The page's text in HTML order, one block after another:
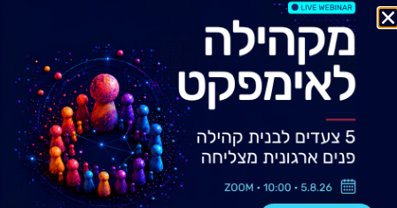
והתחילו לנהל את קשרי הלקוחות שלכם בצורה
מושלמת
כי לקוחות מרוצים הם המפתח להצלחה שלכם